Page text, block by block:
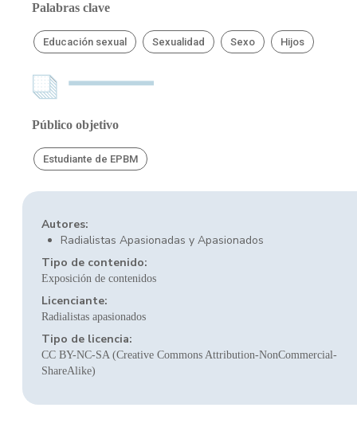
Palabras clave
Educación sexual Sexualidad Sexo Hijos
Público objetivo
Estudiante de EPBM
Autores:
Radialistas Apasionadas y Apasionados
Tipo de contenido:
Exposición de contenidos
Licenciante:
Radialistas apasionados
Tipo de licencia:
CC BY-NC-SA (Creative Commons Attribution-NonCommercial-
ShareAlike)